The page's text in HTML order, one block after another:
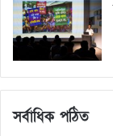
সর্বাধিক পঠিত